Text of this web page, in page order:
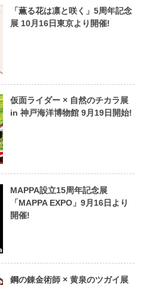
「薫る花は凛と咲く」5周年記念
展 10月16日東京より開催!
仮面ライダー × 自然のチカラ展
in 神戸海洋博物館 9月19日開始!
MAPPA設立15周年記念展
「MAPPA EXPO」9月16日より
開催!
鋼の錬金術師 × 黄泉のツガイ展